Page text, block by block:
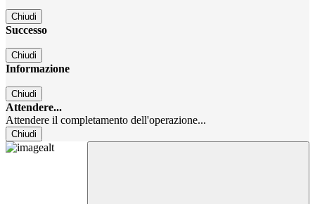
Chiudi
Successo
Chiudi
Informazione
Chiudi
Attendere...
Attendere il completamento dell'operazione...
Chiudi